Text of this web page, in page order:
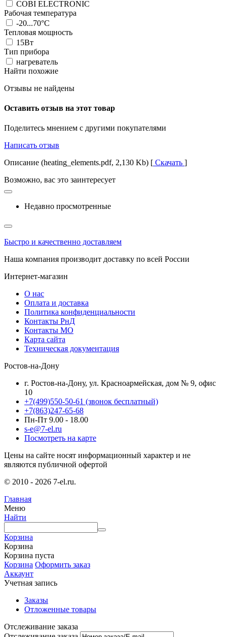
COBI ELECTRONIC
Рабочая температура
-20...70°C
Тепловая мощность
15Вт
Тип прибора
нагреватель
Найти похожие
Отзывы не найдены
Оставить отзыв на этот товар
Поделитесь мнением с другими покупателями
Написать отзыв
Описание (heating_elements.pdf, 2,130 Kb) [ Скачать ]
Возможно, вас это заинтересует
Недавно просмотренные
Быстро и качественно доставляем
Наша компания производит доставку по всей России
Интернет-магазин
О нас
Оплата и доставка
Политика конфиденциальности
Контакты РнД
Контакты МО
Карта сайта
Техническая документация
Ростов-на-Дону
г. Ростов-на-Дону, ул. Красноармейская, дом № 9, офис
10
+7(499)550-50-61 (звонок бесплатный)
+7(863)247-65-68
Пн-Пт 9.00 - 18.00
s-e@7-el.ru
Посмотреть на карте
Цены на сайте носят информационный характер и не
являются публичной офертой
© 2010 - 2026 7-el.ru.
Главная
Меню
Найти
Корзина
Корзина
Корзина пуста
Корзина Оформить заказ
Аккаунт
Учетная запись
Заказы
Отложенные товары
Отслеживание заказа